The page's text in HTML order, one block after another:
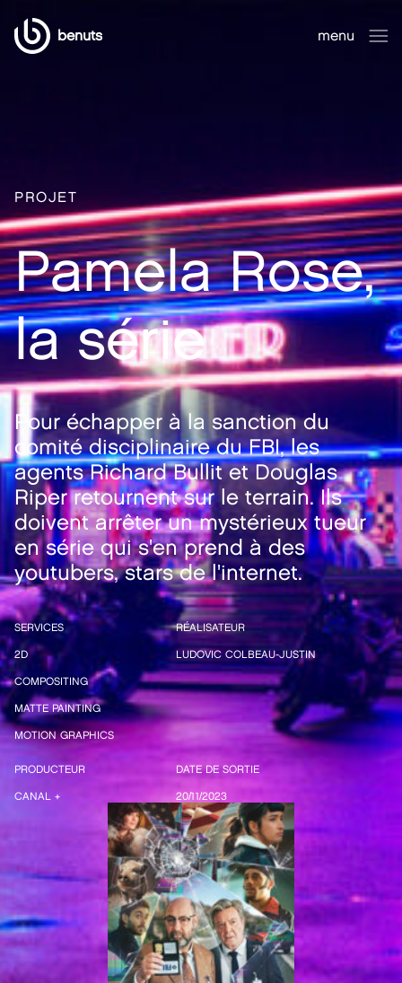
benuts
menu
PROJET
Pamela Rose,
la série
Pour échapper à la sanction du
comité disciplinaire du FBI, les
agents Richard Bullit et Douglas
Riper retournent sur le terrain. Ils
doivent arrêter un mystérieux tueur
en série qui s'en prend à des
youtubers, stars de l'internet.
SERVICES
2D
COMPOSITING
MATTE PAINTING
MOTION GRAPHICS
RÉALISATEUR
LUDOVIC COLBEAU-JUSTIN
PRODUCTEUR
CANAL +
DATE DE SORTIE
20/11/2023